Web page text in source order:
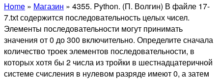
Home » Магазин » 4355. Python. (П. Волгин) В файле 17-
7.txt содержится последовательность целых чисел.
Элементы последовательности могут принимать
значения от 0 до 300 включительно. Определите сначала
количество троек элементов последовательности, в
которых хотя бы 2 числа из тройки в шестнадцатеричной
системе счисления в нулевом разряде имеют 0, а затем